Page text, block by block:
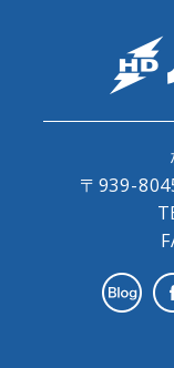
〒939-